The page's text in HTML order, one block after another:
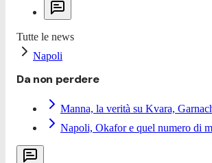
Tutte le news
Napoli
Da non perdere
Manna, la verità su Kvara,
Napoli, Okafor e quel numero di